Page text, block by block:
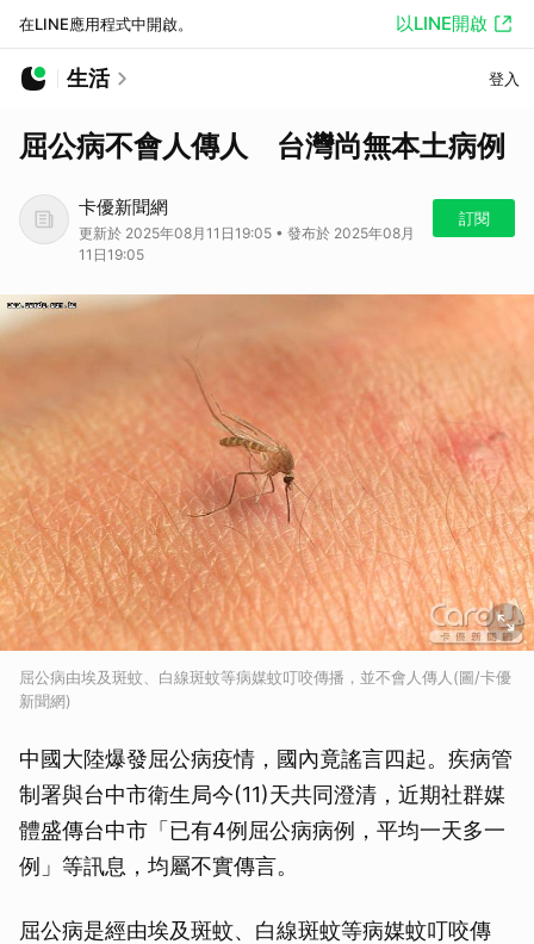
在LINE應用程式中開啟。 以LINE開啟
生活 登入
屈公病不會人傳人 台灣尚無本土病例
卡優新聞網
更新於 2025年08月11日19:05 • 發布於 2025年08月
11日19:05
訂閱
屈公病由埃及斑蚊、白線斑蚊等病媒蚊叮咬傳播，並不會人傳人(圖/卡優
新聞網)
中國大陸爆發屈公病疫情，國內竟謠言四起。疾病管
制署與台中市衛生局今(11)天共同澄清，近期社群媒
體盛傳台中市「已有4例屈公病病例，平均一天多一
例」等訊息，均屬不實傳言。
屈公病是經由埃及斑蚊、白線斑蚊等病媒蚊叮咬傳